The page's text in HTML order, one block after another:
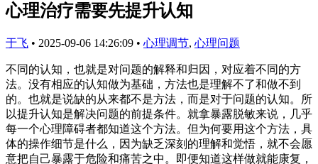
心理治疗需要先提升认知
于飞 • 2025-09-06 14:26:09 • 心理调节, 心理问题
不同的认知，也就是对问题的解释和归因，对应着不同的方
法。没有相应的认知做为基础，方法也是理解不了和做不到
的。也就是说缺的从来都不是方法，而是对于问题的认知。所
以提升认知是解决问题的前提条件。就拿暴露脱敏来说，几乎
每一个心理障碍者都知道这个方法。但为何要用这个方法，具
体的操作细节是什么，因为缺乏深刻的理解和觉悟，就不会愿
意把自己暴露于危险和痛苦之中。即便知道这样做就能康复，